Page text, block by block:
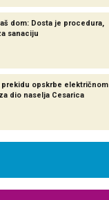
dom: Dosta je procedura,
sanaciju
prekidu opskrbe električnom
dio naselja Cesarica